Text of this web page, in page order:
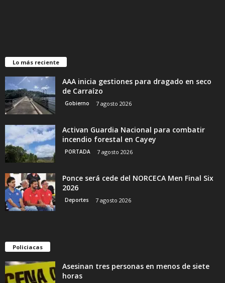
Lo más reciente
AAA inicia gestiones para dragado en seco
de Carraízo
Gobierno 7 agosto 2026
Activan Guardia Nacional para combatir
incendio forestal en Cayey
PORTADA 7 agosto 2026
Ponce será cede del NORCECA Men Final Six
2026
Deportes 7 agosto 2026
Policiacas
Asesinan tres personas en menos de siete
horas